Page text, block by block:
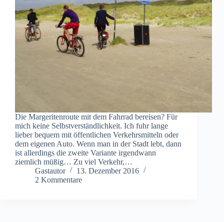
Die Margeritenroute mit dem Fahrrad bereisen? Für
mich keine Selbstverständlichkeit. Ich fuhr lange
lieber bequem mit öffentlichen Verkehrsmitteln oder
dem eigenen Auto. Wenn man in der Stadt lebt, dann
ist allerdings die zweite Variante irgendwann
ziemlich müßig… Zu viel Verkehr,…
Gastautor
13. Dezember 2016
2 Kommentare